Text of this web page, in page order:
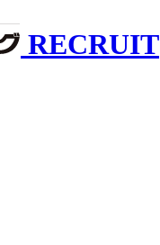
RECRUIT